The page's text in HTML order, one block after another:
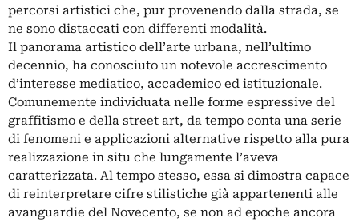
percorsi artistici che, pur provenendo dalla strada, se
ne sono distaccati con differenti modalità.
Il panorama artistico dell’arte urbana, nell’ultimo
decennio, ha conosciuto un notevole accrescimento
d’interesse mediatico, accademico ed istituzionale.
Comunemente individuata nelle forme espressive del
graffitismo e della street art, da tempo conta una serie
di fenomeni e applicazioni alternative rispetto alla pura
realizzazione in situ che lungamente l’aveva
caratterizzata. Al tempo stesso, essa si dimostra capace
di reinterpretare cifre stilistiche già appartenenti alle
avanguardie del Novecento, se non ad epoche ancora